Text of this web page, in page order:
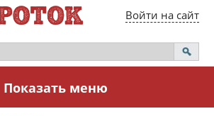
Войти на сайт
Показать меню